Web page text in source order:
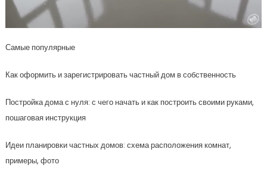
Самые популярные
Как оформить и зарегистрировать частный дом в собственность
Постройка дома с нуля: с чего начать и как построить своими руками,
пошаговая инструкция
Идеи планировки частных домов: схема расположения комнат,
примеры, фото